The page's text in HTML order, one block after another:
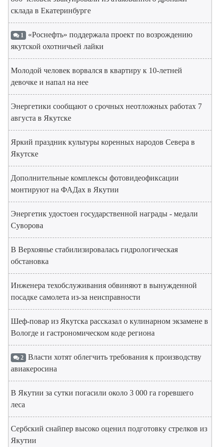
склада в Екатеринбурге
1 «Роснефть» поддержала проект по возрождению
якутской охотничьей лайки
Молодой человек ворвался в квартиру к 10-летней
девочке и напал на нее
Энергетики сообщают о срочных неотложных работах 7
августа в Якутске
Яркий праздник культуры коренных народов Севера в
Якутске
Дополнительные комплексы фотовидеофиксации
монтируют на ФАДах в Якутии
Энергетик удостоен государственной награды - медали
Суворова
В Верхоянье стабилизировалась гидрологическая
обстановка
Инженера техобслуживания обвиняют в вынужденной
посадке самолета из-за неисправности
Шеф-повар из Якутска рассказал о кулинарном экзамене в
Вологде и гастрономическом коде региона
2 Власти хотят облегчить требования к производству
авиакеросина
В Якутии за сутки погасили около 3 000 га горевшего
леса
Сербский снайпер высоко оценил подготовку стрелков из
Якутии